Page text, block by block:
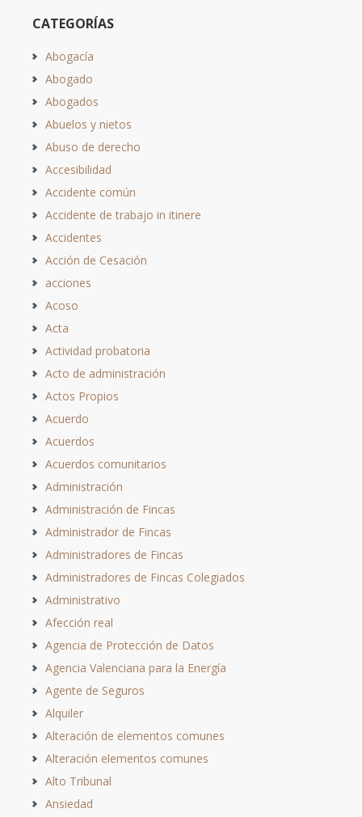
CATEGORÍAS
Abogacía
Abogado
Abogados
Abuelos y nietos
Abuso de derecho
Accesibilidad
Accidente común
Accidente de trabajo in itinere
Accidentes
Acción de Cesación
acciones
Acoso
Acta
Actividad probatoria
Acto de administración
Actos Propios
Acuerdo
Acuerdos
Acuerdos comunitarios
Administración
Administración de Fincas
Administrador de Fincas
Administradores de Fincas
Administradores de Fincas Colegiados
Administrativo
Afección real
Agencia de Protección de Datos
Agencia Valenciana para la Energía
Agente de Seguros
Alquiler
Alteración de elementos comunes
Alteración elementos comunes
Alto Tribunal
Ansiedad